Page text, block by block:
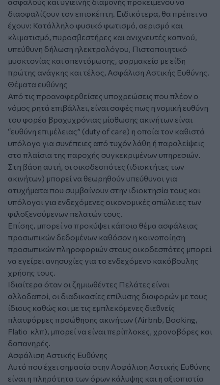
ασφαλούς και υγιεινής διαμονής προκειμένου να
διασφαλίζουν τον επισκέπτη. Ειδικότερα, θα πρέπει να
έχουν: Κατάλληλο φυσικό φωτισμό, αερισμό και
κλιματισμό, πυροσβεστήρες και ανιχνευτές καπνού,
υπεύθυνη δήλωση ηλεκτρολόγου, Πιστοποιητικό
μυοκτονίας και απεντόμωσης, φαρμακείο με είδη
πρώτης ανάγκης και τέλος, Ασφάλιση Αστικής Ευθύνης.
Θέματα ευθύνης
Από τις προαναφερθείσες υποχρεώσεις που πλέον ο
νόμος ρητά επιβάλλει, είναι σαφές πως η νομική ευθύνη
του φορέα βραχυχρόνιας μίσθωσης ακινήτων είναι
“ευθύνη επιμέλειας” (duty of care) η οποία τον καθιστά
υπόλογο για συνέπειες από τυχόν λάθη ή παραλείψεις
στο πλαίσια της παροχής συγκεκριμένων υπηρεσιών.
Στη βάση αυτή, οι οικοδεσπότες (ιδιοκτήτες των
ακινήτων) μπορεί να θεωρηθούν υπεύθυνοι για
ατυχήματα που συμβαίνουν στην ιδιοκτησία τους και
υπόλογοι για ενδεχόμενες οικονομικές απώλειες των
φιλοξενούμενων πελατών τους.
Επίσης, μπορεί να προκύψει κάποιο θέμα ασφάλειας
προσωπικών δεδομένων καθόσον η κοινοποίηση
προσωπικών πληροφοριών στους οικοδεσπότες μπορεί
να εγείρει ανησυχίες για το ενδεχόμενο κακόβουλης
χρήσης τους.
Ιδιαίτερα όταν οι ζημιωθέντες Πελάτες είναι
αλλοδαποί, οι διαδικασίες επίλυσης διαφορών με τους
ίδιους καθώς και με τις εμπλεκόμενες διεθνείς
πλατφόρμες προώθησης ακινήτων (Airbnb, Booking,
Flatio κλπ), μπορεί να είναι περίπλοκες, χρονοβόρες και
δαπανηρές.
Ασφάλιση Αστικής Ευθύνης
Αυτό που έχει σημασία στην Ασφάλιση Αστικής Ευθύνης
είναι η πληρότητα των όρων κάλυψης και η αξιοπιστία